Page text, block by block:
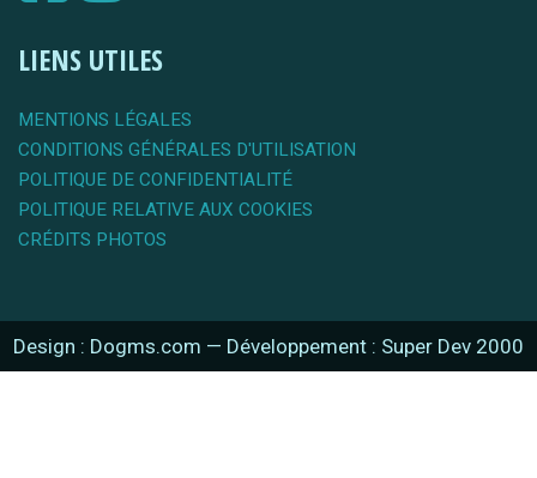
LIENS UTILES
MENTIONS LÉGALES
CONDITIONS GÉNÉRALES D'UTILISATION
POLITIQUE DE CONFIDENTIALITÉ
POLITIQUE RELATIVE AUX COOKIES
CRÉDITS PHOTOS
Design : Dogms.com — Développement : Super Dev 2000